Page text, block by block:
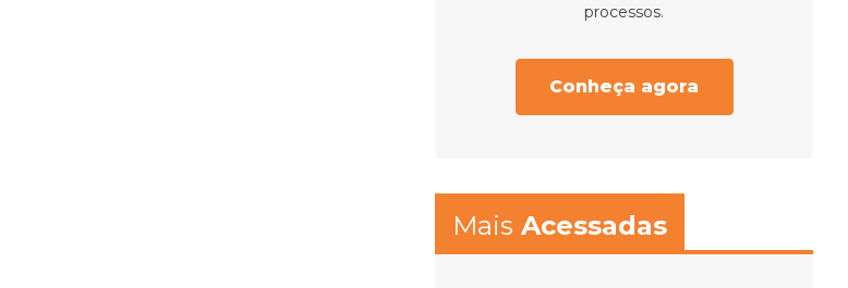
processos.
Conheça agora
Mais Acessadas